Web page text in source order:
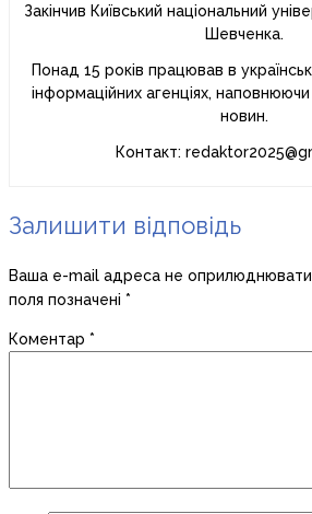
Закінчив Київський національний
Шевченка.
Понад 15 років працював в
інформаційних агенціях,
новин.
Контакт:
Залишити відповідь
Ваша e-mail адреса не
поля позначені *
Коментар *